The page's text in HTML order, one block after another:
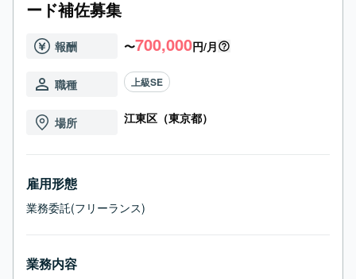
ード補佐募集
報酬 〜700,000円/月
職種 上級SE
場所 江東区（東京都）
雇用形態
業務委託(フリーランス)
業務内容